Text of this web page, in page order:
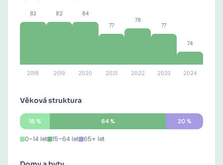
83
2018
82
2019
84
2020
77
2021
78
2022
77
2023
74
2024
Věková struktura
16% 64% 20 %
0–14 let 15–64 let 65+ let